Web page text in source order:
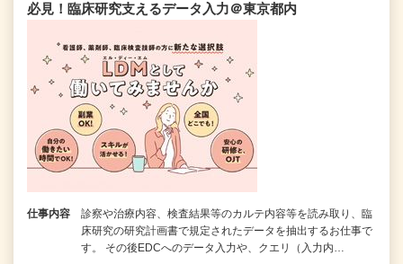
必見！臨床研究支えるデータ入力＠東京都内
仕事内容
診察や治療内容、検査結果等のカルテ内容等を読み取り、臨
床研究の研究計画書で規定されたデータを抽出するお仕事で
す。 その後EDCへのデータ入力や、クエリ（入力内…